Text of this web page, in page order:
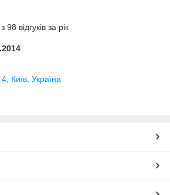
відгуків за рік
Київ, Україна